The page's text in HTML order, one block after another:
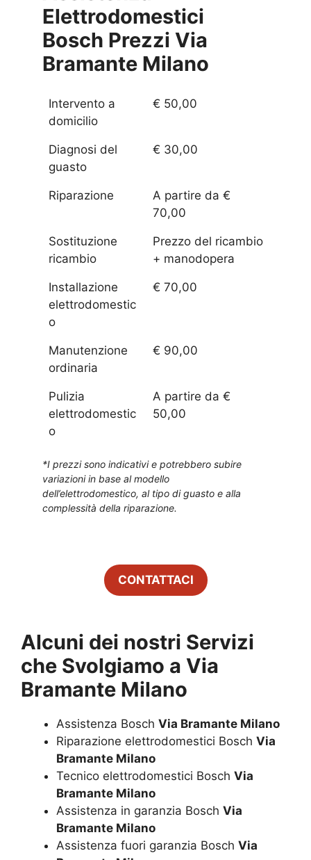
Elettrodomestici
Bosch PrezziVia
Bramante Milano
Intervento a
domicilio
€ 50,00
Diagnosi del
guasto
€ 30,00
Riparazione
A partire da €
70,00
Sostituzione
ricambio
Prezzo del ricambio
+ manodopera
Installazione
elettrodomestic
o
€ 70,00
Manutenzione
ordinaria
€ 90,00
Pulizia
elettrodomestic
o
A partire da €
50,00
*I prezzi sono indicativi e potrebbero subire
variazioni in base al modello
dell’elettrodomestico, al tipo di guasto e alla
complessità della riparazione.
CONTATTACI
Alcuni dei nostri Servizi
che Svolgiamo a Via
Bramante Milano
Assistenza Bosch Via Bramante Milano
Riparazione elettrodomestici Bosch Via
Bramante Milano
Tecnico elettrodomestici Bosch Via
Bramante Milano
Assistenza in garanzia Bosch Via
Bramante Milano
Assistenza fuori garanzia Bosch Via